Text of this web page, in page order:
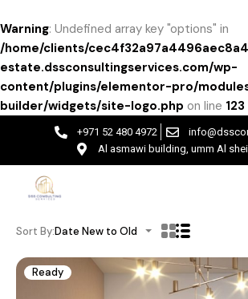
Warning: Undefined array key "options" in
/home/clients/
estate.dssconsultingservices.com/wp-
content/plugins/elementor-pro/
builder/widgets/site-logo.php on line 123
+971 52 480 4972
Al asmawi building, umm Al
Sort By:Date New to Old
Ready